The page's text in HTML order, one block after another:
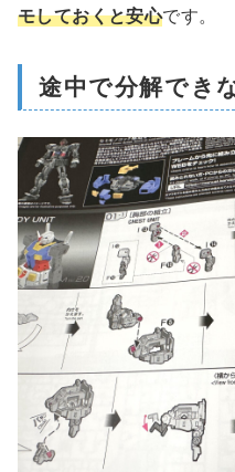
モしておくと安心です。
途中で分解でき